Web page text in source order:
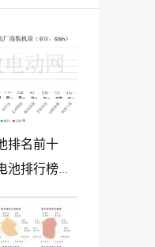
排名前十
池排行榜前